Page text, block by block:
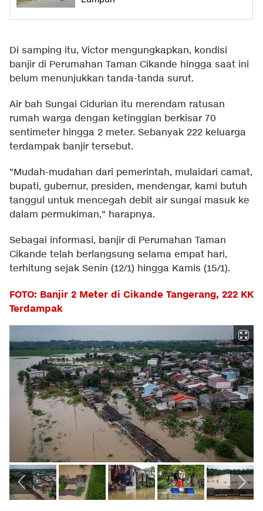
Di samping itu, Victor mengungkapkan, kondisi
banjir di Perumahan Taman Cikande hingga saat ini
belum menunjukkan tanda-tanda surut.
Air bah Sungai Cidurian itu merendam ratusan
rumah warga dengan ketinggian berkisar 70
sentimeter hingga 2 meter. Sebanyak 222 keluarga
terdampak banjir tersebut.
"Mudah-mudahan dari pemerintah, mulaidari camat,
bupati, gubernur, presiden, mendengar, kami butuh
tanggul untuk mencegah debit air sungai masuk ke
dalam permukiman," harapnya.
Sebagai informasi, banjir di Perumahan Taman
Cikande telah berlangsung selama empat hari,
terhitung sejak Senin (12/1) hingga Kamis (15/1).
FOTO: Banjir 2 Meter di Cikande Tangerang, 222 KK
Terdampak